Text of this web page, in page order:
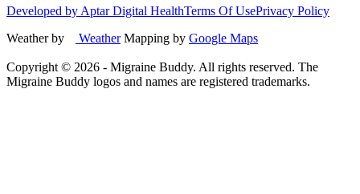
Developed by Aptar Digital HealthTerms Of UsePrivacy Policy
Weather by
WeatherMapping by Google Maps
Copyright © 2026 - Migraine Buddy. All rights reserved. The
Migraine Buddy logos and names are registered trademarks.